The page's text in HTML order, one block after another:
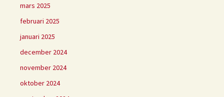
mars 2025
februari 2025
januari 2025
december 2024
november 2024
oktober 2024